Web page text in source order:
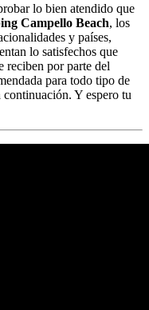
lo bien atendido que
Campello Beach, los
y países,
lo satisfechos que
reciben por parte del
para todo tipo de
Y espero tu